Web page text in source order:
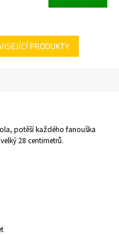
PRODUKTY
potěší každého fanouška
28 centimetrů.